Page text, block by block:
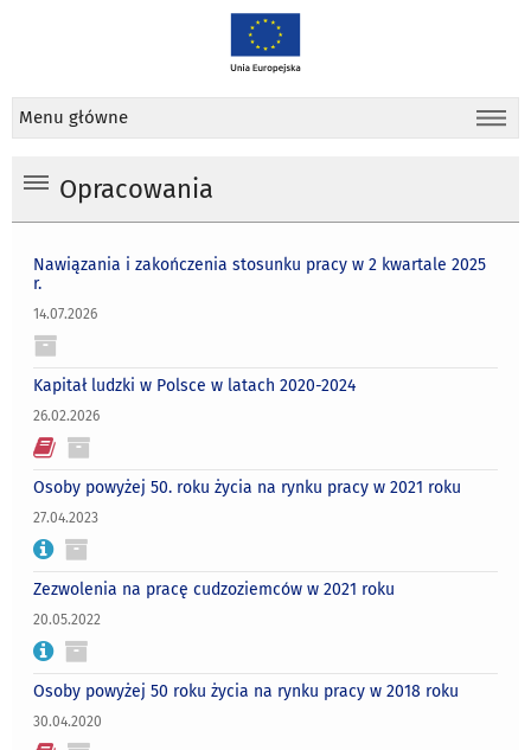
Menu główne
Opracowania
Nawiązania i zakończenia stosunku pracy w 2 kwartale 2025
r.
14.07.2026
Kapitał ludzki w Polsce w latach 2020-2024
26.02.2026
Osoby powyżej 50. roku życia na rynku pracy w 2021 roku
27.04.2023
Zezwolenia na pracę cudzoziemców w 2021 roku
20.05.2022
Osoby powyżej 50 roku życia na rynku pracy w 2018 roku
30.04.2020